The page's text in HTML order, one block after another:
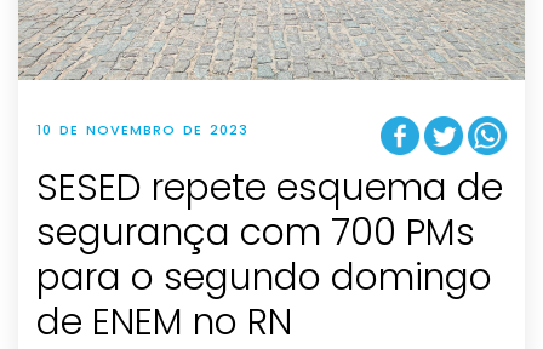
10 DE NOVEMBRO DE 2023
SESED repete esquema de
segurança com 700 PMs
para o segundo domingo
de ENEM no RN